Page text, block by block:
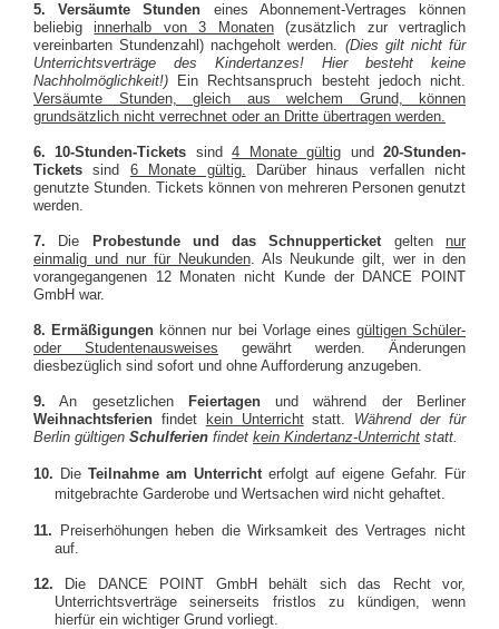
5. Versäumte Stunden eines Abonnement-Vertrages können
beliebiginnerhalb von 3 Monaten(zusätzlich zur vertraglich
vereinbarten Stundenzahl) nachgeholt werden. (Dies gilt nicht für
Unterrichtsverträge des Kindertanzes! Hier besteht keine
Nachholmöglichkeit!) Ein Rechtsanspruch besteht jedoch nicht.
Versäumte Stunden, gleich aus welchem Grund, können
grundsätzlich nicht verrechnet oder an Dritte übertragen werden.
6. 10-Stunden-Tickets sind4 Monate gültig und20-Stunden-
Tickets sind 6 Monate gültig.
Darüber hinaus verfallen nicht
genutzte Stunden. Tickets können von mehreren Personen genutzt
werden.
7. Die Probestunde und das Schnupperticketgelten nur
einmalig und nur für Neukunden. Als Neukunde gilt, wer in den
vorangegangenen 12 Monaten nicht Kunde der DANCE POINT
GmbH war.
8. Ermäßigungen können nur bei Vorlage eines gültigen Schüler-
oder Studentenausweises gewährt werden. Änderungen
diesbezüglich sind sofort und ohne Aufforderung anzugeben.
9. An gesetzlichen Feiertagenund während der Berliner
Weihnachtsferien findet kein Unterrichtstatt. Während der für
Berlin gültigen Schulferien findet kein Kindertanz-Unterricht statt.
10. Die Teilnahme am Unterricht erfolgt auf eigene Gefahr. Für
mitgebrachte Garderobe und Wertsachen wird nicht gehaftet.
11. Preiserhöhungen heben die Wirksamkeit des Vertrages nicht
auf.
12. Die DANCE POINT GmbH behält sich das Recht vor,
Unterrichtsverträge seinerseits fristlos zu kündigen, wenn
hierfür ein wichtiger Grund vorliegt.